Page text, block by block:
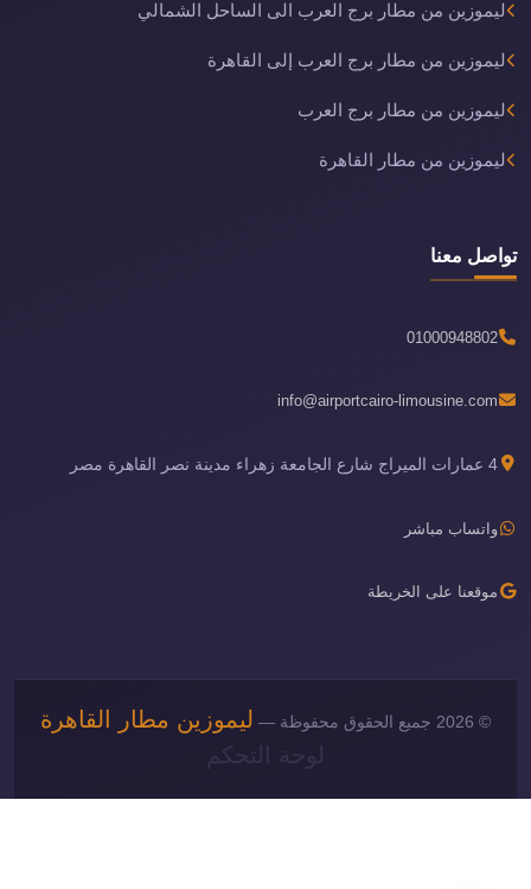
ليموزين من مطار برج العرب الى الساحل الشمالي
ليموزين من مطار برج العرب إلى القاهرة
ليموزين من مطار برج العرب
ليموزين من مطار القاهرة
تواصل معنا
01000948802
info@airportcairo-limousine.com
4 عمارات الميراج شارع الجامعة زهراء مدينة نصر القاهرة مصر
واتساب مباشر
موقعنا على الخريطة
© 2026 جميع الحقوق محفوظة —
ليموزين مطار القاهرة